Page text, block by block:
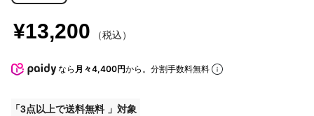
¥13,200 （税込）
なら 月々4,400円から。分割手数料無料
3点以上で送料無料